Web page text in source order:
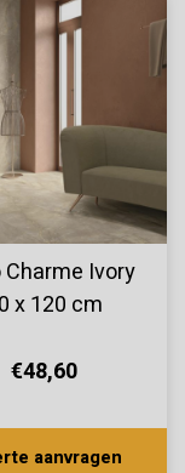
Charme Ivory
x 120 cm
€48,60
aanvragen